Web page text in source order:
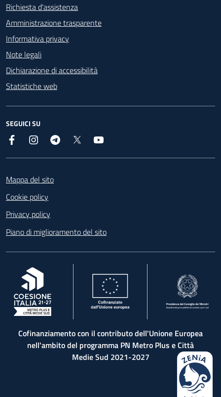
Richiesta d'assistenza
Amministrazione trasparente
Informativa privacy
Note legali
Dichiarazione di accessibilità
Statistiche web
SEGUICI SU
Facebook InstagramTelegram
Mappa del sito
Cookie policy
Privacy policy
Piano di miglioramento del sito
, apre in una nuova scheda
Cofinanziamento con il contributo dell'Unione Europea
nell'ambito del programma PN Metro Plus e Città
Medie Sud 2021-2027